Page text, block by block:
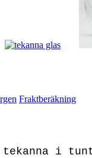
Fraktberäkning
i